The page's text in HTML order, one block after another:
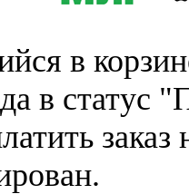
в
в статус
заказ